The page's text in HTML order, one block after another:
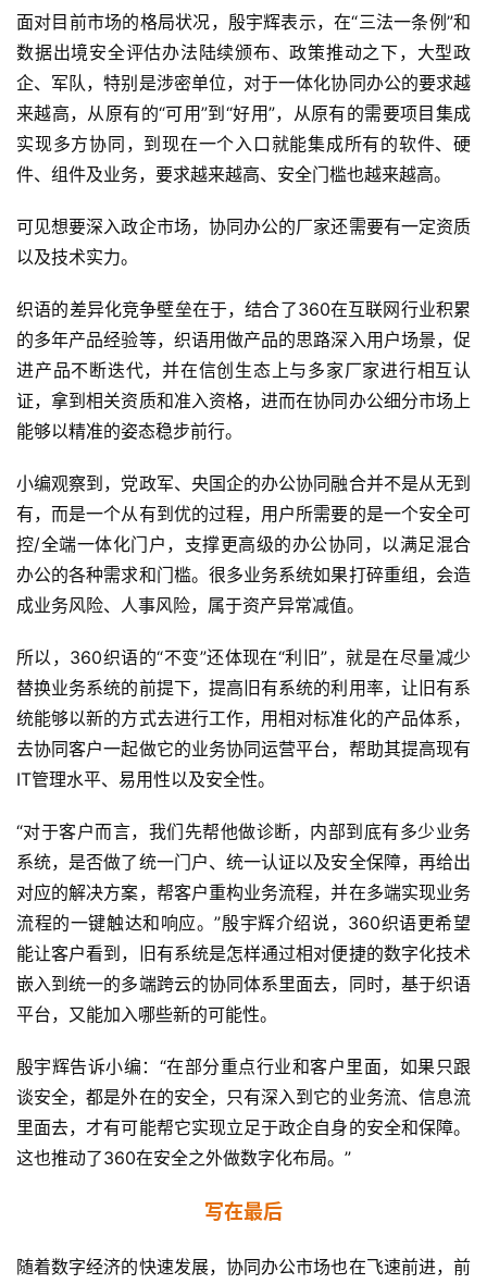
能
深
度
学
习
云
计
未
来
医
疗
智
能
驾
驶
智
慧
城
市
更
多
容
登录 注册
面对目前市场的格局状况，殷宇辉表示，在“三法一条例”和
数据出境安全评估办法陆续颁布、政策推动之下，大型政
企、军队，特别是涉密单位，对于一体化协同办公的要求越
来越高，从原有的“可用”到“好用”，从原有的需要项目集成
实现多方协同，到现在一个入口就能集成所有的软件、硬
件、组件及业务，要求越来越高、安全门槛也越来越高。
可见想要深入政企市场，协同办公的厂家还需要有一定资质
以及技术实力。
织语的差异化竞争壁垒在于，结合了360在互联网行业积累
的多年产品经验等，织语用做产品的思路深入用户场景，促
进产品不断迭代，并在信创生态上与多家厂家进行相互认
证，拿到相关资质和准入资格，进而在协同办公细分市场上
能够以精准的姿态稳步前行。
小编观察到，党政军、央国企的办公协同融合并不是从无到
有，而是一个从有到优的过程，用户所需要的是一个安全可
控/全端一体化门户，支撑更高级的办公协同，以满足混合
办公的各种需求和门槛。很多业务系统如果打碎重组，会造
成业务风险、人事风险，属于资产异常减值。
所以，360织语的“不变”还体现在“利旧”，就是在尽量减少
替换业务系统的前提下，提高旧有系统的利用率，让旧有系
统能够以新的方式去进行工作，用相对标准化的产品体系，
去协同客户一起做它的业务协同运营平台，帮助其提高现有
IT管理水平、易用性以及安全性。
“对于客户而言，我们先帮他做诊断，内部到底有多少业务
系统，是否做了统一门户、统一认证以及安全保障，再给出
对应的解决方案，帮客户重构业务流程，并在多端实现业务
流程的一键触达和响应。”殷宇辉介绍说，360织语更希望
能让客户看到，旧有系统是怎样通过相对便捷的数字化技术
嵌入到统一的多端跨云的协同体系里面去，同时，基于织语
平台，又能加入哪些新的可能性。
殷宇辉告诉小编：“在部分重点行业和客户里面，如果只跟
谈安全，都是外在的安全，只有深入到它的业务流、信息流
里面去，才有可能帮它实现立足于政企自身的安全和保障。
这也推动了360在安全之外做数字化布局。”
写在最后
随着数字经济的快速发展，协同办公市场也在飞速前进，前